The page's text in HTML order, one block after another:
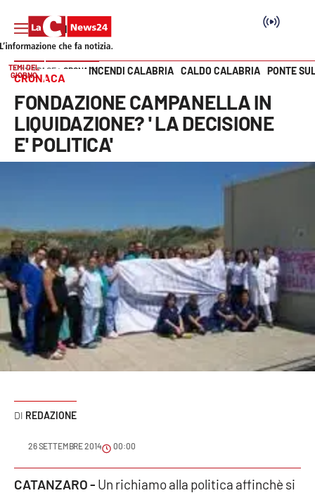
SEZIONI
Cronaca
Economia e lavoro
Italia Mondo
Sanità
Sport
Cultura
Meteo
Vai
TEMI DEL
GIORNO
INCENDI CALABRIA CALDO CALABRIA PONTE
HOME PAGE CRONACA
CRONACA
FONDAZIONE CAMPANELLA IN
LIQUIDAZIONE? ' LA DECISIONE
E' POLITICA'
REDAZIONE
26 SETTEMBRE 2014 00:00
CATANZARO - Un richiamo alla politica affinchè si